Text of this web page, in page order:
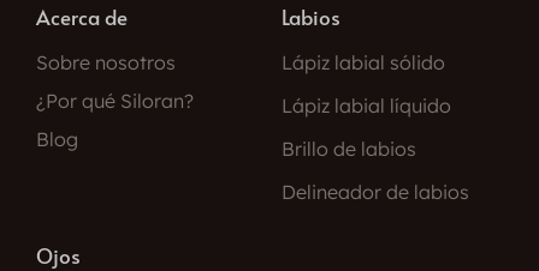
Acerca de
Sobre nosotros
¿Por qué Siloran?
Blog
Labios
Lápiz labial sólido
Lápiz labial líquido
Brillo de labios
Delineador de labios
Ojos